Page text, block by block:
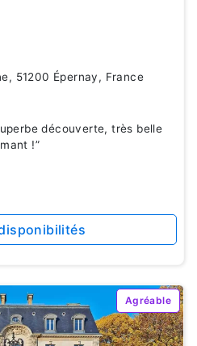
51200 Épernay, France
découverte, très belle
!”
Agréable